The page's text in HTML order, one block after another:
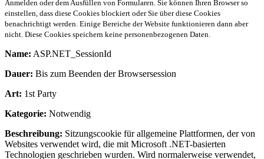
Anmelden oder dem Ausfüllen von Formularen. Sie können Ihren Browser so
einstellen, dass diese Cookies blockiert oder Sie über diese Cookies
benachrichtigt werden. Einige Bereiche der Website funktionieren dann aber
nicht. Diese Cookies speichern keine personenbezogenen Daten.
Name: ASP.NET_SessionId
Dauer: Bis zum Beenden der Browsersession
Art: 1st Party
Kategorie: Notwendig
Beschreibung: Sitzungscookie für allgemeine Plattformen, der von
Websites verwendet wird, die mit Microsoft .NET-basierten
Technologien geschrieben wurden. Wird normalerweise verwendet,